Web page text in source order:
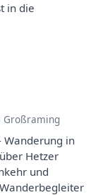
in die
Großraming
Wanderung in
Hetzer
und